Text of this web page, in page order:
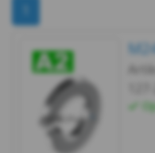
127B
-
A2